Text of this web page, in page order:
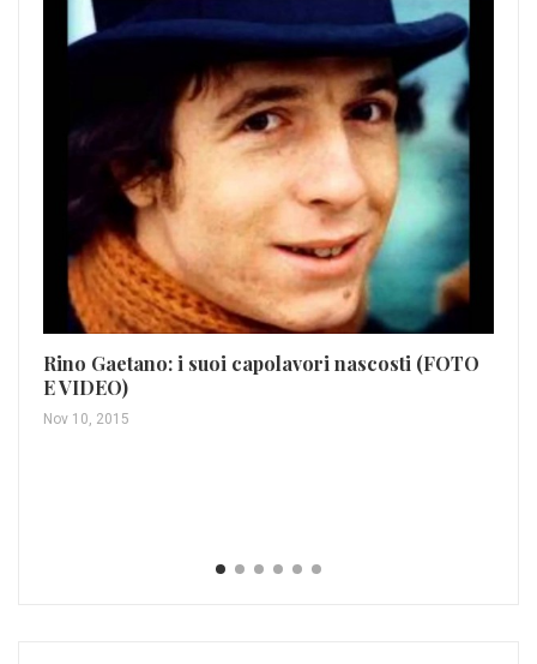
Rino Gaetano: i suoi capolavori nascosti (FOTO
E VIDEO)
Nov 10, 2015